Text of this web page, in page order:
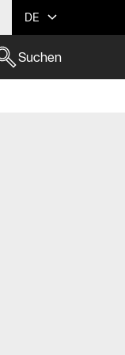
DE
Suchen